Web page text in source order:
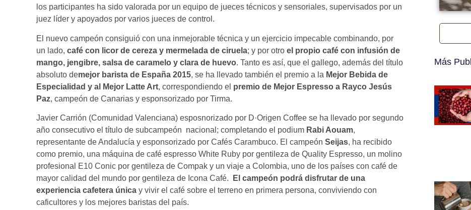
los participantes ha sido valorada por un equipo de jueces técnicos y sensoriales, supervisados por un
juez líder y apoyados por varios jueces de control.
El nuevo campeón consiguió con una inmejorable técnica y un ejercicio impecable combinando, por
un lado, café con licor de cereza y mermelada de ciruela; y por otro el propio café con infusión de
mango, jengibre, salsa de caramelo y clara de huevo. Tanto es así, que el gallego, además del título
absoluto demejor barista de España 2015, se ha llevado también el premio a la Mejor Bebida de
Especialidad y al Mejor Latte Art, correspondiendo el premio de Mejor Espresso a Rayco Jesús
Paz, campeón de Canarias y esponsorizado por Tirma.
Javier Carrión (Comunidad Valenciana) esposnorizado por D·Origen Coffee se ha llevado por segundo
año consecutivo el título de subcampeón nacional; completando el podium Rabi Aouam,
representante de Andalucía y esponsorizado por Cafés Carambuco. El campeón Seijas, ha recibido
como premio, una máquina de café espresso White Ruby por gentileza de Quality Espresso, un molino
profesional E10 Conic por gentileza de Compak y un viaje a Colombia, uno de los países con café de
mayor calidad del mundo por gentileza de Icona Café.
El campeón podrá disfrutar de una
experiencia cafetera única y vivir el café sobre el terreno en primera persona, conviviendo con
caficultores y los mejores baristas del país.
Más